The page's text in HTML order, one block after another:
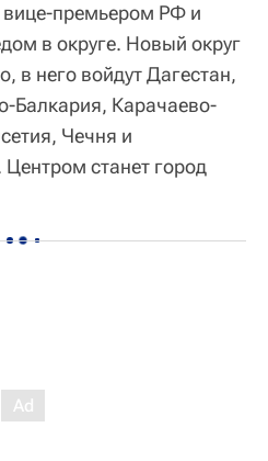
премьером РФ и
в округе. Новый округ
в него войдут Дагестан,
Балкария, Карачаево-
Чечня и
станет город